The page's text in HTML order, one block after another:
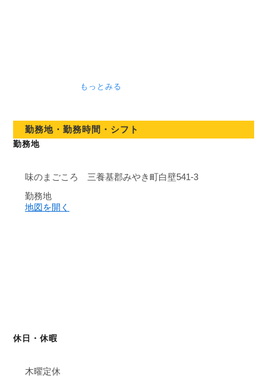
もっとみる
勤務地・勤務時間・シフト
勤務地
味のまごころ 三養基郡みやき町白壁541-3
勤務地
地図を開く
休日・休暇
木曜定休